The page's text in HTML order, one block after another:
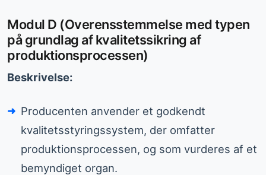
Modul D (Overensstemmelse med typen
på grundlag af kvalitetssikring af
produktionsprocessen)
Beskrivelse:
Producenten anvender et godkendt
kvalitetsstyringssystem, der omfatter
produktionsprocessen, og som vurderes af et
bemyndiget organ.